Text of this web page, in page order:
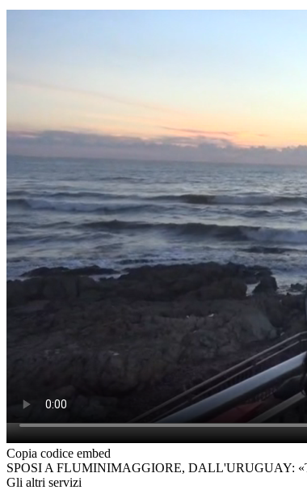
Copia codice embed
SPOSI A FLUMINIMAGGIORE, DALL'URUGUAY:
Gli altri servizi